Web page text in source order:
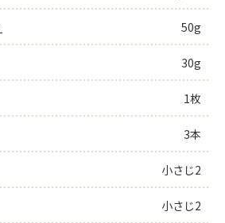
50g
30g
1枚
3本
小さじ2
小さじ2